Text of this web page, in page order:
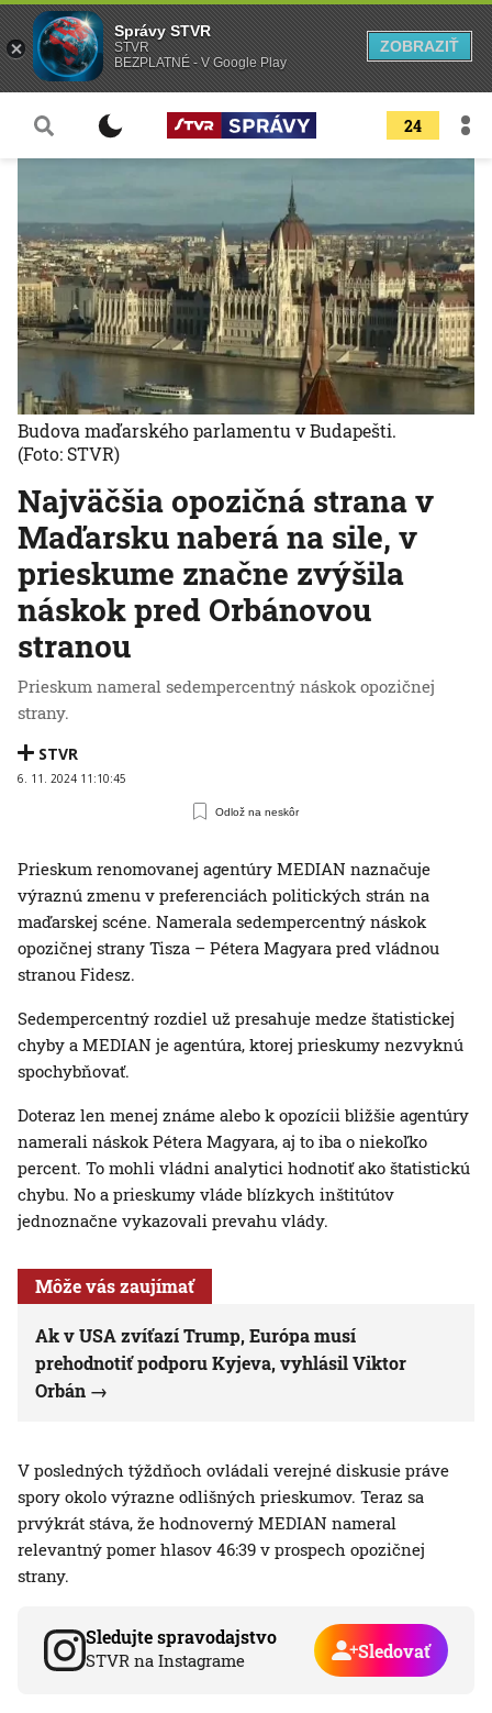
24
Najväčšia opozičná strana v
Maďarsku naberá na sile, v
prieskume značne zvýšila
náskok pred Orbánovou
stranou
Prieskum nameral sedempercentný náskok opozičnej
strany.
STVR
6. 11. 2024 11:10:45
Odlož na neskôr
Budova maďarského parlamentu v Budapešti.
(Foto: STVR)
Prieskum renomovanej agentúry MEDIAN naznačuje
výraznú zmenu v preferenciách politických strán na
maďarskej scéne. Namerala sedempercentný náskok
opozičnej strany Tisza – Pétera Magyara pred vládnou
stranou Fidesz.
Sedempercentný rozdiel už presahuje medze štatistickej
chyby a MEDIAN je agentúra, ktorej prieskumy nezvyknú
spochybňovať.
Doteraz len menej známe alebo k opozícii bližšie agentúry
namerali náskok Pétera Magyara, aj to iba o niekoľko
percent. To mohli vládni analytici hodnotiť ako štatistickú
chybu. No a prieskumy vláde blízkych inštitútov
jednoznačne vykazovali prevahu vlády.
Môže vás zaujímať
Ak v USA zvíťazí Trump, Európa musí
prehodnotiť podporu Kyjeva, vyhlásil Viktor
Orbán
V posledných týždňoch ovládali verejné diskusie práve
spory okolo výrazne odlišných prieskumov. Teraz sa
prvýkrát stáva, že hodnoverný MEDIAN nameral
relevantný pomer hlasov 46:39 v prospech opozičnej
strany.
Sledujte spravodajstvo
STVR na Instagrame Sledovať
Správy STVR
STVR
BEZPLATNÉ - V Google Play
ZOBRAZIŤ